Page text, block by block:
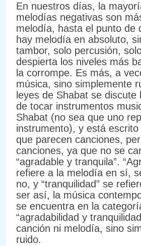
En nuestros días, la
melodías negativas son
melodía, hasta el punto de
hay melodía en absoluto,
tambor, solo percusión,
despierta los niveles más
la corrompe. Es más, a
música, sino simplemente
leyes de Shabat se discute
de tocar instrumentos
Shabat (no sea que uno
instrumento), y está
que parecen canciones,
canciones, ya que no se
“agradable y tranquila”.
refiere a la melodía en sí,
no, y “tranquilidad” se
ser así, la música
se encuentra en la
“agradabilidad y
canción ni melodía, sino
ruido.